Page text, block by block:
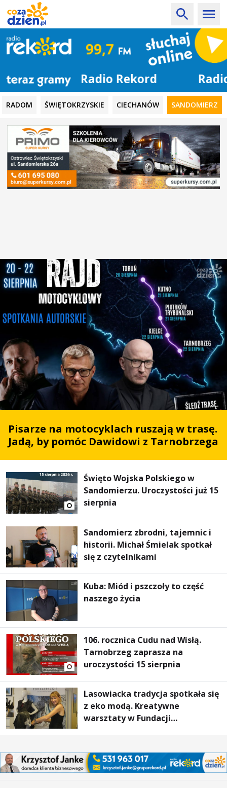
Radio Rekord
RADOM ŚWIĘTOKRZYSKIE CIECHANÓW SANDOMIERZ
Pisarze na motocyklach ruszają w trasę.
Jadą, by pomóc Dawidowi z Tarnobrzega
Święto Wojska Polskiego w
Sandomierzu. Uroczystości już 15
sierpnia
Sandomierz zbrodni, tajemnic i
historii. Michał Śmielak spotkał
się z czytelnikami
Kuba: Miód i pszczoły to część
naszego życia
106. rocznica Cudu nad Wisłą.
Tarnobrzeg zaprasza na
uroczystości 15 sierpnia
Lasowiacka tradycja spotkała się
z eko modą. Kreatywne
warsztaty w Fundacji